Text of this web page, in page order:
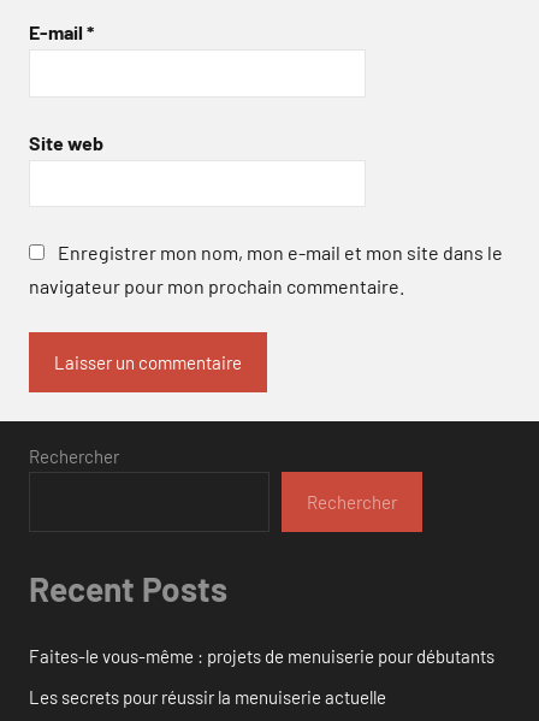
E-mail *
Site web
Enregistrer mon nom, mon e-mail et mon site dans le
navigateur pour mon prochain commentaire.
Rechercher
Rechercher
Recent Posts
Faites-le vous-même : projets de menuiserie pour débutants
Les secrets pour réussir la menuiserie actuelle